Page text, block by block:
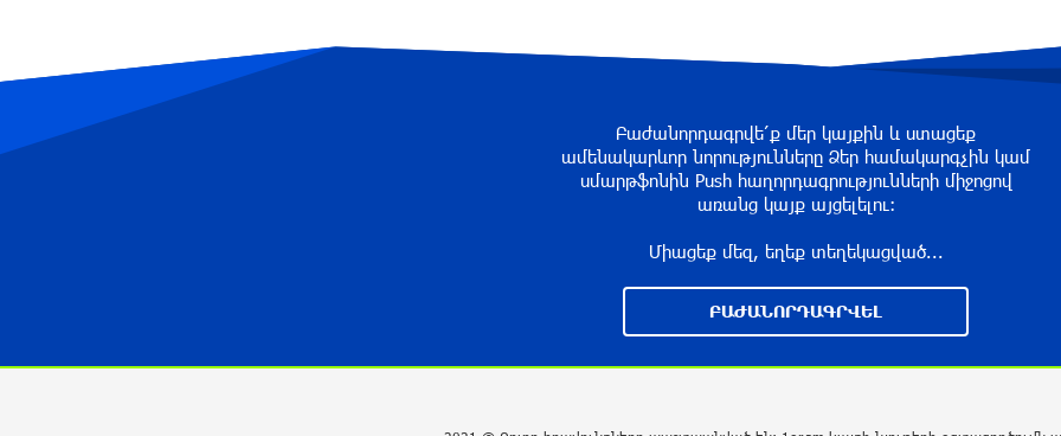
Բաժանորդագրվե՛ք մեր կայքին և ստացեք
ամենակարևոր նորությունները Ձեր համակարգչին կամ
սմարթֆոնին Push հաղորդագրությունների միջոցով
առանց կայք այցելելու։
Միացեք մեզ, եղեք տեղեկացված...
ԲԱԺԱՆՈՐԴԱԳՐՎԵԼ